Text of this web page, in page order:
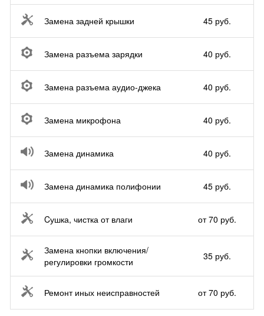
Замена задней крышки 45 руб.
Замена разъема зарядки 40 руб.
Замена разъема аудио-джека 40 руб.
Замена микрофона 40 руб.
Замена динамика 40 руб.
Замена динамика полифонии 45 руб.
Cушка, чистка от влаги от 70 руб.
Замена кнопки включения/
регулировки громкости
35 руб.
Ремонт иных неисправностей от 70 руб.